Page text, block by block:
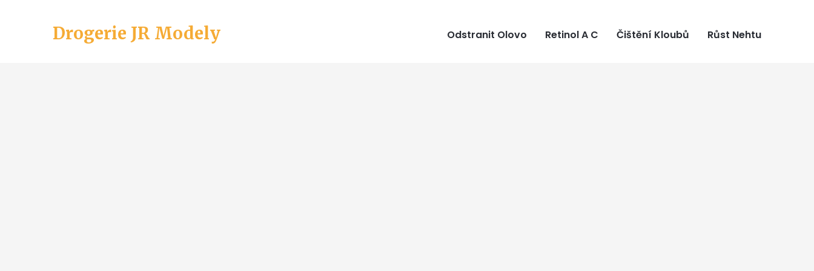
Drogerie JR Modely Odstranit Olovo Retinol A C Čištění Kloubů Růst Nehtu